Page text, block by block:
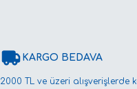
KARGO BEDAVA
2000 TL ve üzeri alışverişlerde